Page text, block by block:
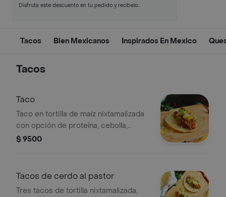
Disfruta este descuento en tu pedido y recíbelo
Tacos Bien Mexicanos Inspirados En Mexico
Tacos
Taco
Taco en tortilla de maíz nixtamalizada
con opción de proteína, cebolla,
cilantro y piña.
$ 9500
Tacos de cerdo al pastor
Tres tacos de tortilla nixtamalizada,